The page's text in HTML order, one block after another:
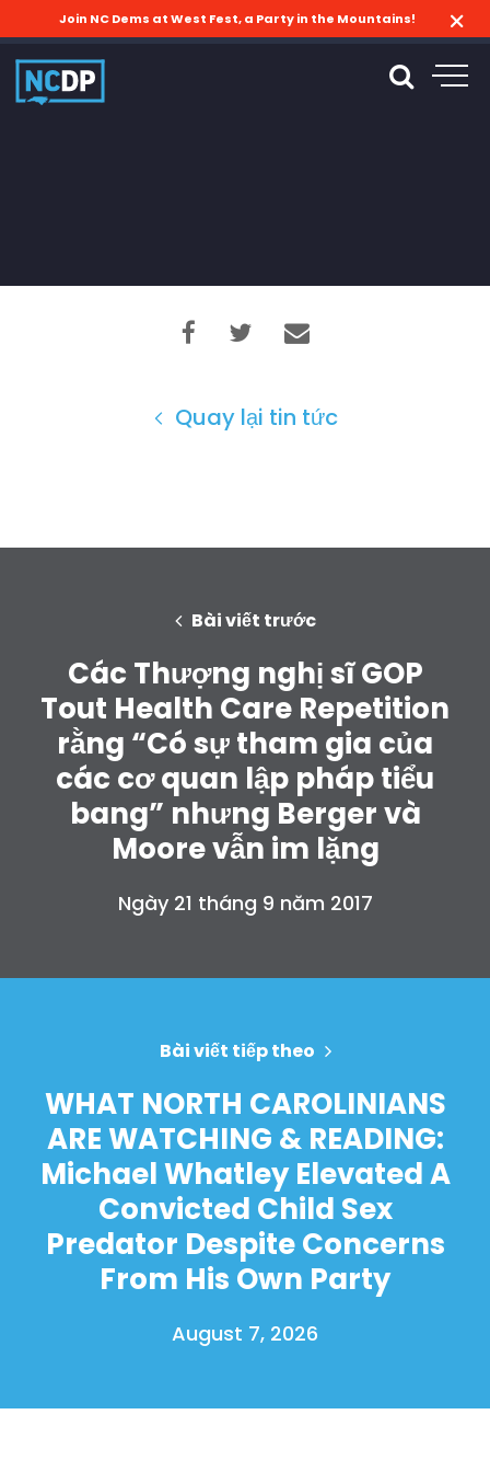
Join NC Dems at West Fest, a Party in the Mountains!
Quay lại tin tức
Bài viết trước
Các Thượng nghị sĩ GOP
Tout Health Care Repetition
rằng “Có sự tham gia của
các cơ quan lập pháp tiểu
bang” nhưng Berger và
Moore vẫn im lặng
Ngày 21 tháng 9 năm 2017
Bài viết tiếp theo
WHAT NORTH CAROLINIANS
ARE WATCHING & READING:
Michael Whatley Elevated A
Convicted Child Sex
Predator Despite Concerns
From His Own Party
August 7, 2026